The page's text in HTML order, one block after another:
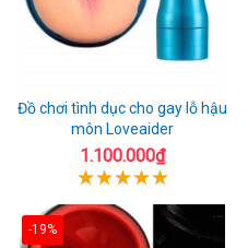
Đồ chơi tình dục cho gay lỗ hậu
môn Loveaider
1.100.000₫
-19%